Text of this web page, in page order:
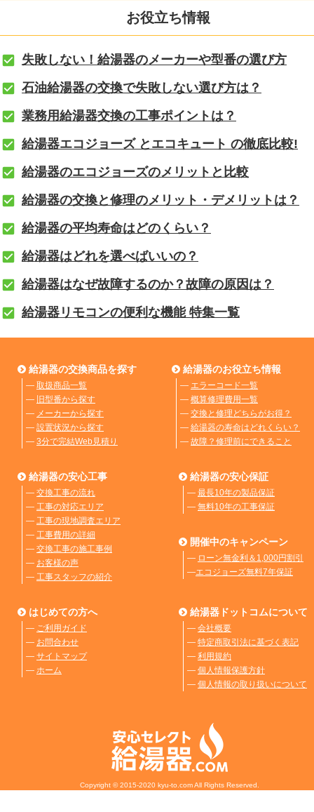
お役立ち情報
失敗しない！給湯器のメーカーや型番の選び方
石油給湯器の交換で失敗しない選び方は？
業務用給湯器交換の工事ポイントは？
給湯器エコジョーズ とエコキュート の徹底比較!
給湯器のエコジョーズのメリットと比較
給湯器の交換と修理のメリット・デメリットは？
給湯器の平均寿命はどのくらい？
給湯器はどれを選べばいいの？
給湯器はなぜ故障するのか？故障の原因は？
給湯器リモコンの便利な機能 特集一覧
給湯器の交換商品を探す
― 取扱商品一覧
― 旧型番から探す
― メーカーから探す
― 設置状況から探す
― 3分で完結Web見積り
給湯器のお役立ち情報
― エラーコード一覧
― 概算修理費用一覧
― 交換と修理どちらがお得？
― 給湯器の寿命はどれくらい？
― 故障？修理前にできること
給湯器の安心工事
― 交換工事の流れ
― 工事の対応エリア
― 工事の現地調査エリア
― 工事費用の詳細
― 交換工事の施工事例
― お客様の声
― 工事スタッフの紹介
給湯器の安心保証
― 最長10年の製品保証
― 無料10年の工事保証
開催中のキャンペーン
― ローン無金利＆1,000円割引
―エコジョーズ無料7年保証
はじめての方へ
― ご利用ガイド
― お問合わせ
― サイトマップ
― ホーム
給湯器ドットコムについて
― 会社概要
― 特定商取引法に基づく表記
― 利用規約
― 個人情報保護方針
― 個人情報の取り扱いについて
Copyright © 2015-2020 kyu-to.com All Rights Reserved.